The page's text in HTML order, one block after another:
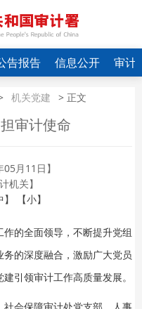
告报告 信息公开 审计
机关党建 > 正文
审计使命
月11日】
机关】
】 【小】
的全面领导，不断提升党组
的深度融合，激励广大党员
引领审计工作高质量发展。